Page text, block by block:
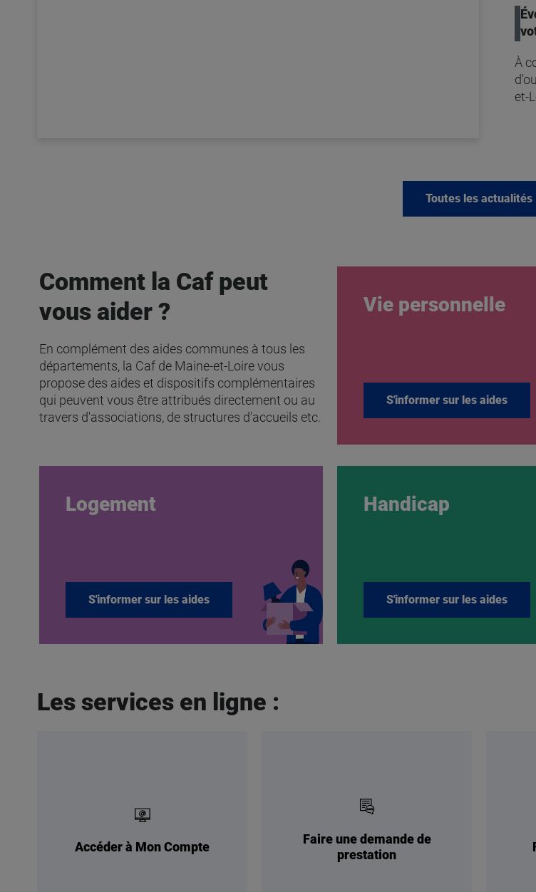
À
et-
Toutes les actualités
Comment la Caf peut
vous aider ?
En complément des aides communes à tous les
départements, la Caf de Maine-et-Loire vous
propose des aides et dispositifs complémentaires
qui peuvent vous être attribués directement ou au
travers d'associations, de structures d'accueils etc.
Vie personnelle
S'informer sur les aides
Logement
S'informer sur les aides
Handicap
S'informer sur les aides
Les services en ligne :
Accéder à Mon Compte
Faire une demande de
prestation